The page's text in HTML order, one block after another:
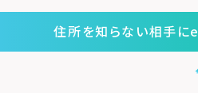
住所を知らない相手に